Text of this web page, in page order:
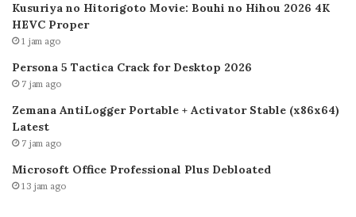
Kusuriya no Hitorigoto Movie: Bouhi no Hihou 2026 4K
HEVC Proper
1 jam ago
Persona 5 Tactica Crack for Desktop 2026
7 jam ago
Zemana AntiLogger Portable + Activator Stable (x86x64)
Latest
7 jam ago
Microsoft Office Professional Plus Debloated
13 jam ago